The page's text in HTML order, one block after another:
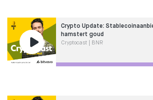
Crypto Update:
hamstert goud
Cryptocast | BNR